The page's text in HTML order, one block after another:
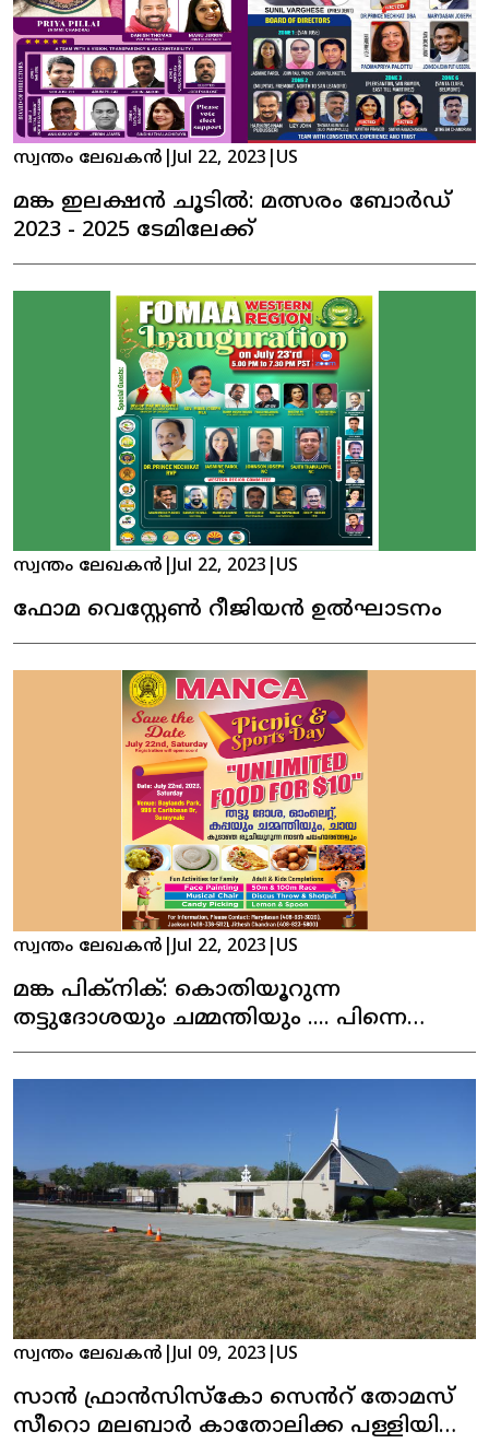
സ്വന്തം ലേഖകൻ Jul 22, 2023 US
മങ്ക ഇലക്ഷൻ ചൂടിൽ: മത്സരം ബോർഡ്
2023 - 2025 ടേമിലേക്ക്
സ്വന്തം ലേഖകൻ |Jul 22, 2023 US
ഫോമ വെസ്റ്റേൺ റീജിയൻ ഉൽഘാടനം
സ്വന്തം ലേഖകൻ Jul 22, 2023 US
മങ്ക പിക്‌നിക്: കൊതിയൂറുന്ന
തട്ടുദോശയും ചമ്മന്തിയും .... പിന്നെ
നാടൻ പലഹാരങ്ങളും
സ്വന്തം ലേഖകൻ |Jul 09, 2023 US
സാൻ ഫ്രാൻസിസ്കോ സെൻറ് തോമസ്
സീറൊ മലബാർ കാതോലിക്ക പള്ളിയിലെ